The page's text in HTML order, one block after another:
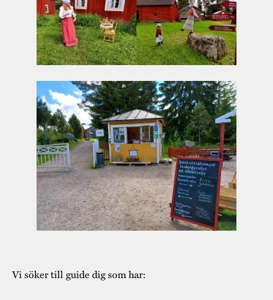
Vi söker till guide dig som har: